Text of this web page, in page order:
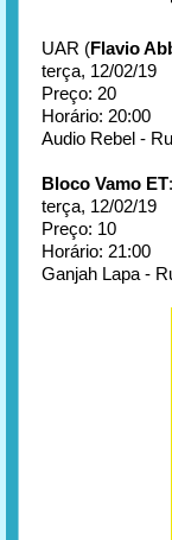
UAR (Flavio
terça, 12/02/19
Preço: 20
Horário: 20:00
Audio Rebel -
Bloco Vamo ET
terça, 12/02/19
Preço: 10
Horário: 21:00
Ganjah Lapa -